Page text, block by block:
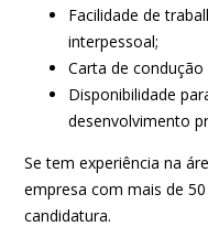
Facilidade de
interpessoal;
Carta de condução
Disponibilidade
desenvolvimento
Se tem experiência na
empresa com mais de
candidatura.